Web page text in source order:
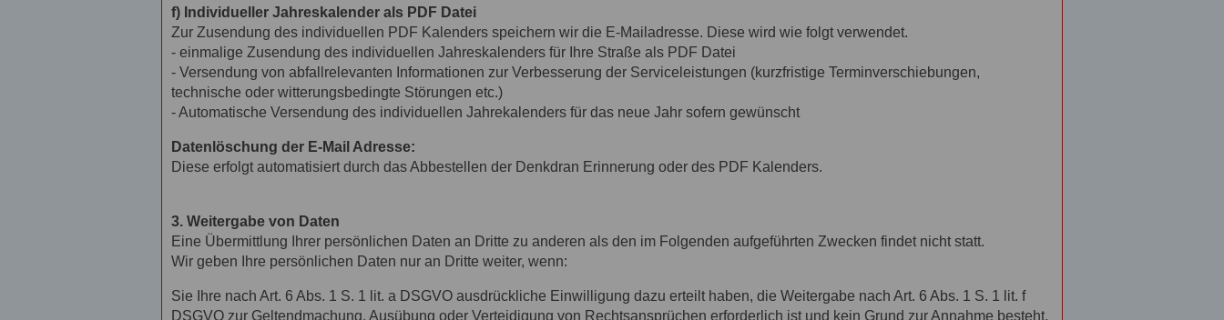
f) Individueller Jahreskalender als PDF Datei
Zur Zusendung des individuellen PDF Kalenders speichern wir die E-Mailadresse. Diese wird wie folgt verwendet.
- einmalige Zusendung des individuellen Jahreskalenders für Ihre Straße als PDF Datei
- Versendung von abfallrelevanten Informationen zur Verbesserung der Serviceleistungen (kurzfristige Terminverschiebungen,
technische oder witterungsbedingte Störungen etc.)
- Automatische Versendung des individuellen Jahrekalenders für das neue Jahr sofern gewünscht
Datenlöschung der E-Mail Adresse:
Diese erfolgt automatisiert durch das Abbestellen der Denkdran Erinnerung oder des PDF Kalenders.
3. Weitergabe von Daten
Eine Übermittlung Ihrer persönlichen Daten an Dritte zu anderen als den im Folgenden aufgeführten Zwecken findet nicht statt.
Wir geben Ihre persönlichen Daten nur an Dritte weiter, wenn:
Sie Ihre nach Art. 6 Abs. 1 S. 1 lit. a DSGVO ausdrückliche Einwilligung dazu erteilt haben, die Weitergabe nach Art. 6 Abs. 1 S. 1 lit. f
DSGVO zur Geltendmachung, Ausübung oder Verteidigung von Rechtsansprüchen erforderlich ist und kein Grund zur Annahme besteht,